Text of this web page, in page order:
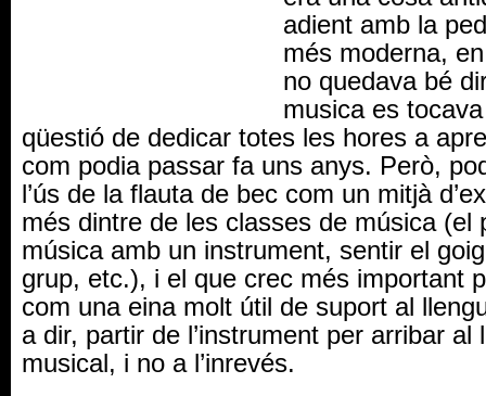
adient amb la
més moderna,
no quedava bé
musica es
qüestió de dedicar totes les hores a
com podia passar fa uns anys. Però,
l’ús de la flauta de bec com un mitjà
més dintre de les classes de música (el
música amb un instrument, sentir el
grup, etc.), i el que crec més important
com una eina molt útil de suport al
a dir, partir de l’instrument per arribar al
musical, i no a l’inrevés.